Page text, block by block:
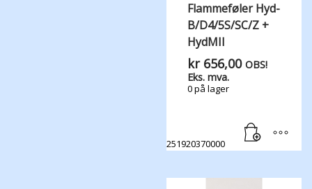
Flammeføler Hyd-
B/D4/5S/SC/Z +
HydMII
kr656,00 OBS!
Eks. mva.
0 på lager
251920370000